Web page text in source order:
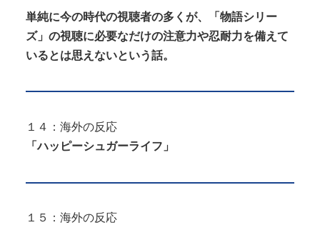
単純に今の時代の視聴者の多くが、「物語シリー
ズ」の視聴に必要なだけの注意力や忍耐力を備えて
いるとは思えないという話。
１４：海外の反応
「ハッピーシュガーライフ」
１５：海外の反応